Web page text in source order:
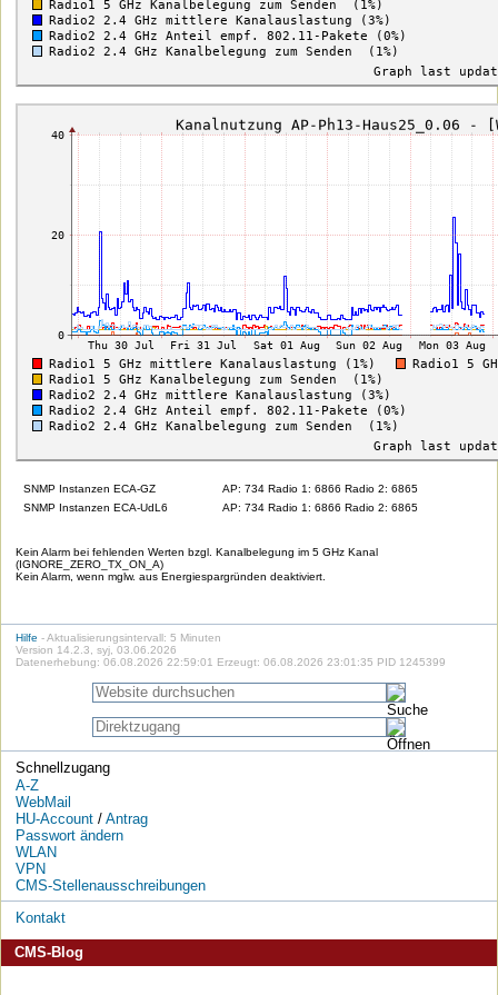
SNMP Instanzen ECA-GZ
AP: 734 Radio 1: 6866 Radio 2: 6865
SNMP Instanzen ECA-UdL6
AP: 734 Radio 1: 6866 Radio 2: 6865
Kein Alarm bei fehlenden Werten bzgl. Kanalbelegung im 5 GHz Kanal
(IGNORE_ZERO_TX_ON_A)
Kein Alarm, wenn mglw. aus Energiespargründen deaktiviert.
Hilfe - Aktualisierungsintervall: 5 Minuten
Version 14.2.3, syj, 03.06.2026
Datenerhebung: 06.08.2026 22:59:01 Erzeugt: 06.08.2026 23:01:35 PID 1245399
Schnellzugang
A-Z
WebMail
HU-Account/ Antrag
Passwort ändern
WLAN
VPN
CMS-Stellenausschreibungen
Kontakt
CMS-Blog